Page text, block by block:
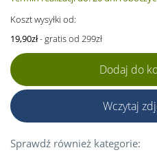
Koszt wysyłki od:
19,90zł- gratis od 299zł
Dodaj do
Wczytaj
Sprawdź również kategorie: